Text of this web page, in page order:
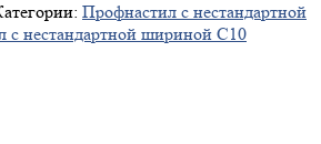
Профнастил с нестандартной
с нестандартной шириной С10